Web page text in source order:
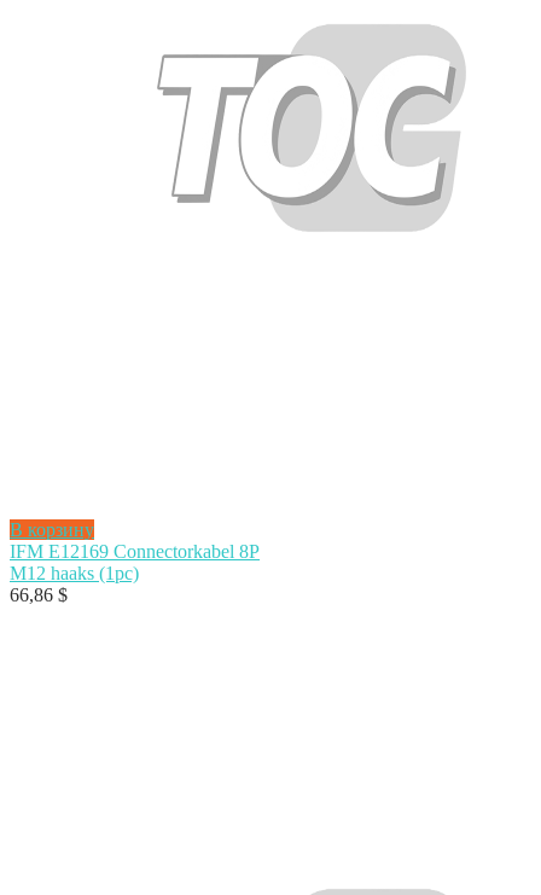
В корзину
IFM E12169 Connectorkabel 8P
M12 haaks (1pc)
66,86 $